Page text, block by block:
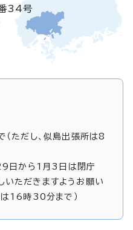
34号
ただし、似島出張所は8
日から1月3日は閉庁
いただきますようお願い
は16時30分まで）